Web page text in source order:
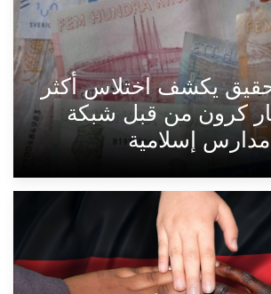
يكشف اختلاس أكثر
كرون من قبل شبكة
مدارس إسلامية